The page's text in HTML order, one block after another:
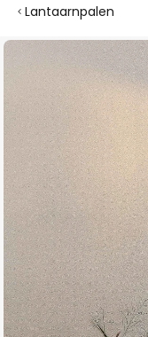
Lantaarnpalen
Ga
naar
het
einde
de
afbeeldingen-
gallerij